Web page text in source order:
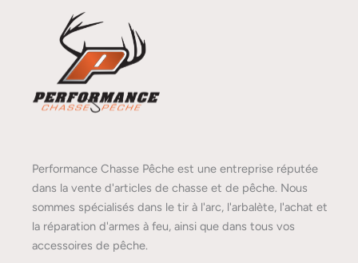
Performance Chasse Pêche est une entreprise réputée
dans la vente d'articles de chasse et de pêche. Nous
sommes spécialisés dans le tir à l'arc, l'arbalète, l'achat et
la réparation d'armes à feu, ainsi que dans tous vos
accessoires de pêche.